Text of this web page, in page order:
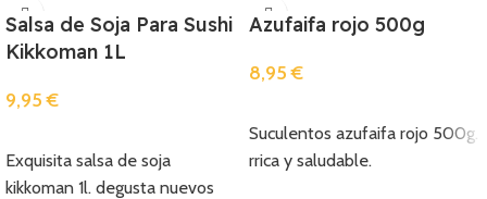
Salsa de Soja Para Sushi
Kikkoman 1L
9,95€
Exquisita salsa de soja
kikkoman 1l. degusta nuevos
Azufaifa rojo 500g
8,95€
Suculentos azufaifa rojo 500g.
rrica y saludable.